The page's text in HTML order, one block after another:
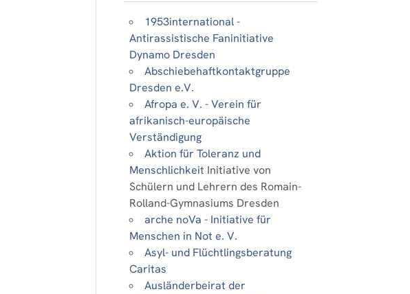
1953international -
Antirassistische Faninitiative
Dynamo Dresden
Abschiebehaftkontaktgruppe
Dresden e.V.
Afropa e. V. - Verein für
afrikanisch-europäische
Verständigung
Aktion für Toleranz und
Menschlichkeit Initiative von
Schülern und Lehrern des Romain-
Rolland-Gymnasiums Dresden
arche noVa - Initiative für
Menschen in Not e. V.
Asyl- und Flüchtlingsberatung
Caritas
Ausländerbeirat der